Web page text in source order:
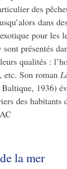
des
dans
pour les
sont présentés
qualités :
etc. Son roman
1936)
des habitants
la mer